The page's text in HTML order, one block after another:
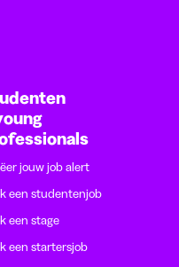
jouw job alert
een studentenjob
een stage
een startersjob